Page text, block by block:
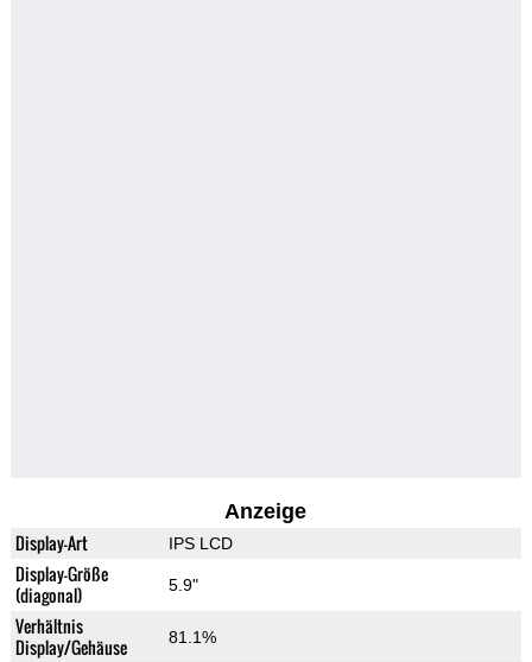
Anzeige
Display-Art IPS LCD
Display-Größe
(diagonal)
5.9"
Verhältnis
Display/Gehäuse
81.1%